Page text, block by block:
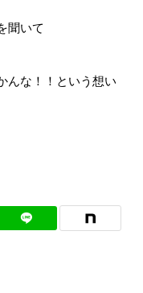
聞いて
んな！！という想い